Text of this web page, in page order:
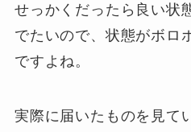
せっかくだったら良い状
でたいので、状態がボロ
ですよね。
実際に届いたものを見て